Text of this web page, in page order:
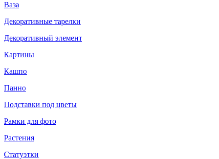
Ваза
Декоративные тарелки
Декоративный элемент
Картины
Кашпо
Панно
Подставки под цветы
Рамки для фото
Растения
Статуэтки